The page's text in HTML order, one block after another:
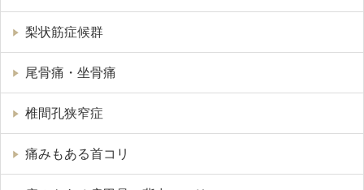
梨状筋症候群
尾骨痛・坐骨痛
椎間孔狭窄症
痛みもある首コリ